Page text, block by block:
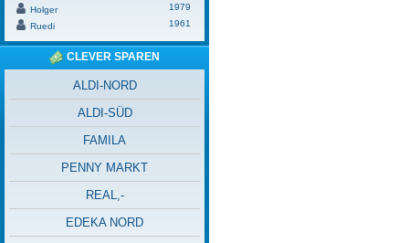
Holger
1979
Ruedi
1961
CLEVER SPAREN
ALDI-NORD
ALDI-SÜD
FAMILA
PENNY MARKT
REAL,-
EDEKA NORD